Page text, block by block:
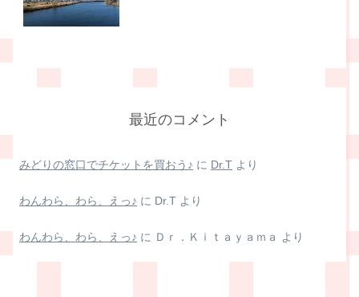
最近のコメント
みどりの窓口でチケットを買おう♪ に Dr.T より
わんわら、わら、えっ♪ に Dr.T より
わんわら、わら、えっ♪ に Ｄｒ．Ｋｉｔａｙａｍａ より